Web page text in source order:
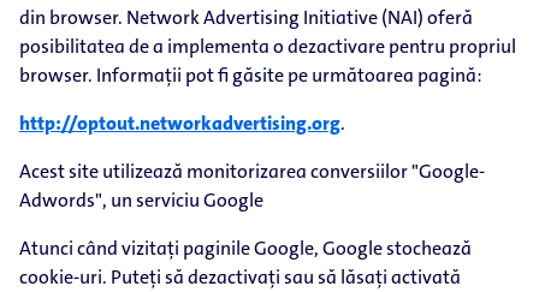
din browser. Network Advertising Initiative (NAI) oferă
posibilitatea de a implementa o dezactivare pentru propriul
browser. Informații pot fi găsite pe următoarea pagină:
http://optout.networkadvertising.org.
Acest site utilizează monitorizarea conversiilor "Google-
Adwords", un serviciu Google
Atunci când vizitați paginile Google, Google stochează
cookie-uri. Puteți să dezactivați sau să lăsați activată